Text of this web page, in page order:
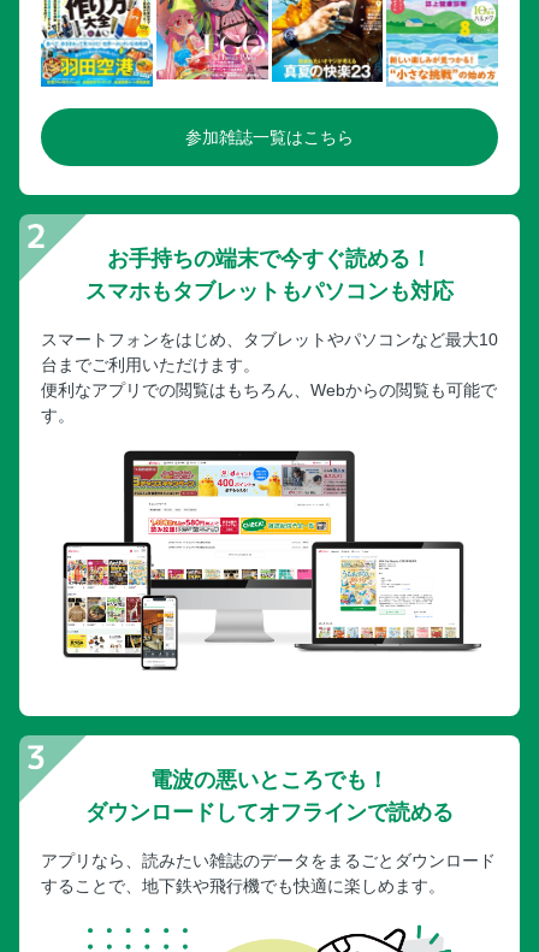
参加雑誌一覧はこちら
お手持ちの端末で今すぐ読める！
スマホもタブレットもパソコンも対応
スマートフォンをはじめ、タブレットやパソコンなど最大10
台までご利用いただけます。
便利なアプリでの閲覧はもちろん、Webからの閲覧も可能で
す。
電波の悪いところでも！
ダウンロードしてオフラインで読める
アプリなら、読みたい雑誌のデータをまるごとダウンロード
することで、地下鉄や飛行機でも快適に楽しめます。